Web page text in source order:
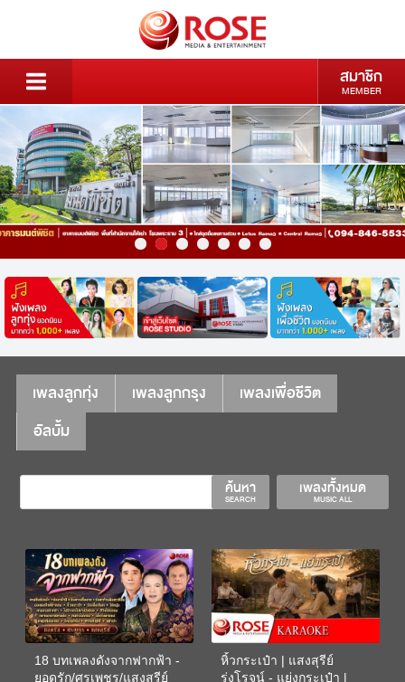
สมาชิก
MEMBER
เพลงลูกทุ่ง เพลงลูกกรุง
เพลงเพื่อชีวิต
อัลบั้ม
เพลงทั้งหมด
MUSIC ALL
ค้นหา
SEARCH
18 บทเพลงดังจากฟากฟ้า -
ยอดรัก/ศรเพชร/แสงสุรีย์
หิ้วกระเป๋า | แสงสุรีย์
รุ่งโรจน์ - แย่งกระเป๋า |